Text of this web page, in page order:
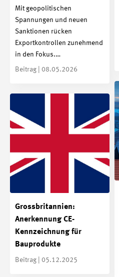
Mit geopolitischen
Spannungen und neuen
Sanktionen rücken
Exportkontrollen zunehmend
in den Fokus.…
Beitrag | 08.05.2026
Grossbritannien:
Anerkennung CE-
Kennzeichnung für
Bauprodukte
Beitrag | 05.12.2025